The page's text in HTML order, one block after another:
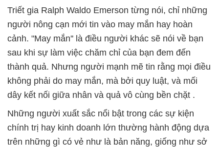
Triết gia Ralph Waldo Emerson từng nói, chỉ những
người nông cạn mới tin vào may mắn hay hoàn
cảnh. "May mắn'' là điều người khác sẽ nói về bạn
sau khi sự làm việc chăm chỉ của bạn đem đến
thành quả. Nhưng người mạnh mẽ tin rằng mọi điều
không phải do may mắn, mà bởi quy luật, và mối
dây kết nối giữa nhân và quả vô cùng bền chặt .
Những người xuất sắc nổi bật trong các sự kiện
chính trị hay kinh doanh lớn thường hành động dựa
trên những gì có vẻ như là bản năng, giống như sở